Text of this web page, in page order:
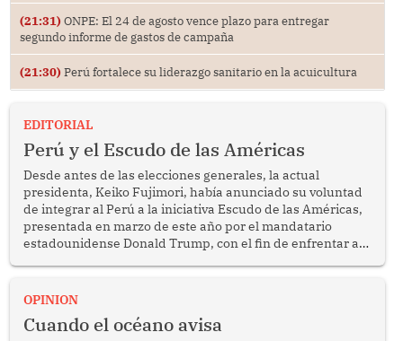
(21:31) ONPE: El 24 de agosto vence plazo para entregar
segundo informe de gastos de campaña
(21:30) Perú fortalece su liderazgo sanitario en la acuicultura
EDITORIAL
Perú y el Escudo de las Américas
Desde antes de las elecciones generales, la actual
presidenta, Keiko Fujimori, había anunciado su voluntad
de integrar al Perú a la iniciativa Escudo de las Américas,
presentada en marzo de este año por el mandatario
estadounidense Donald Trump, con el fin de enfrentar al
OPINION
Cuando el océano avisa